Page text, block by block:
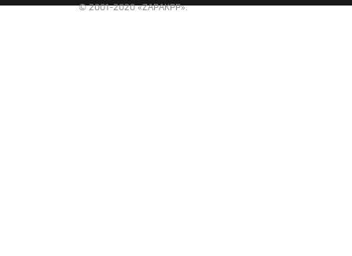
© 2001-2020 «ZAPAKPP».